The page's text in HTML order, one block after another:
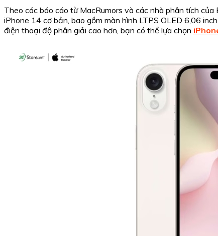
Theo các báo cáo từ MacRumors và các nhà phân tích
iPhone 14 cơ bản, bao gồm màn hình LTPS OLED 6,06
điện thoại độ phân giải cao hơn, bạn có thể lựa chọn